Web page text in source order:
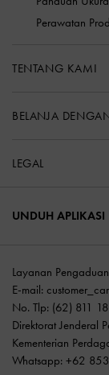
Perawatan
TENTANG KAMI
BELANJA
LEGAL
UNDUH APLIKASI
Layanan
E-mail:
No. Tlp: (62) 811
Direktorat Jenderal
Kementerian
Whatsapp: +62